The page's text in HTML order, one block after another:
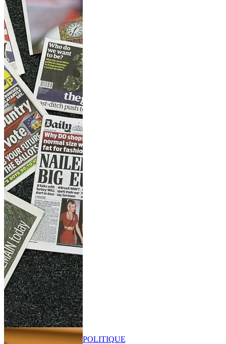
POLITIQUE